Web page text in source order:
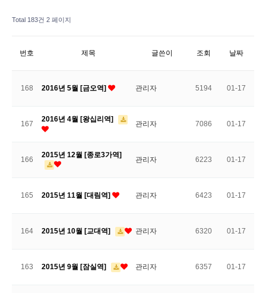
Total 183건 2 페이지
번호 제목 글쓴이 조회 날짜
168 2016년 5월 [금오역] 관리자 5194 01-17
167
2016년 4월 [왕십리역]
관리자 7086 01-17
166
2015년 12월 [종로3가역]
관리자 6223 01-17
165 2015년 11월 [대림역] 관리자 6423 01-17
164 2015년 10월 [교대역] 관리자 6320 01-17
163 2015년 9월 [잠실역] 관리자 6357 01-17